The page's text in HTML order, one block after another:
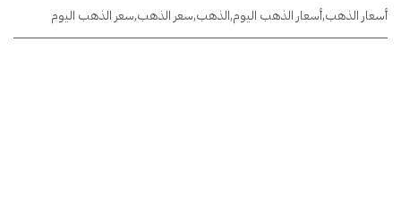
أسعار الذهب,أسعار الذهب اليوم,الذهب,سعر الذهب,سعر الذهب اليوم